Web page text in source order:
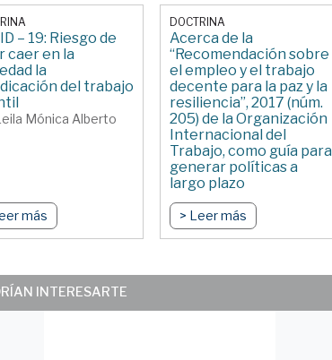
– 19: Riesgo de
caer en la
la
del trabajo
Mónica Alberto
más
DOCTRINA
Acerca de la
“Recomendación sobre
el empleo y el trabajo
decente para la paz y la
resiliencia”, 2017 (núm.
205) de la Organización
Internacional del
Trabajo, como guía para
generar políticas a
largo plazo
Por Florencia Torres
> Leer más
INTERESARTE